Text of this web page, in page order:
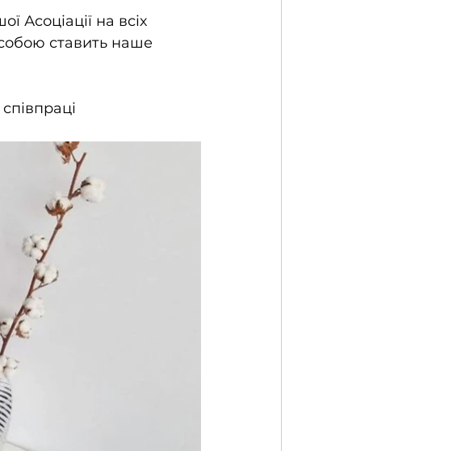
Асоціації на всіх
собою ставить наше